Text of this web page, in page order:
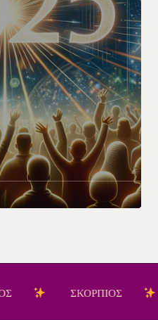
ΣΚΟΡΠΙΟΣ